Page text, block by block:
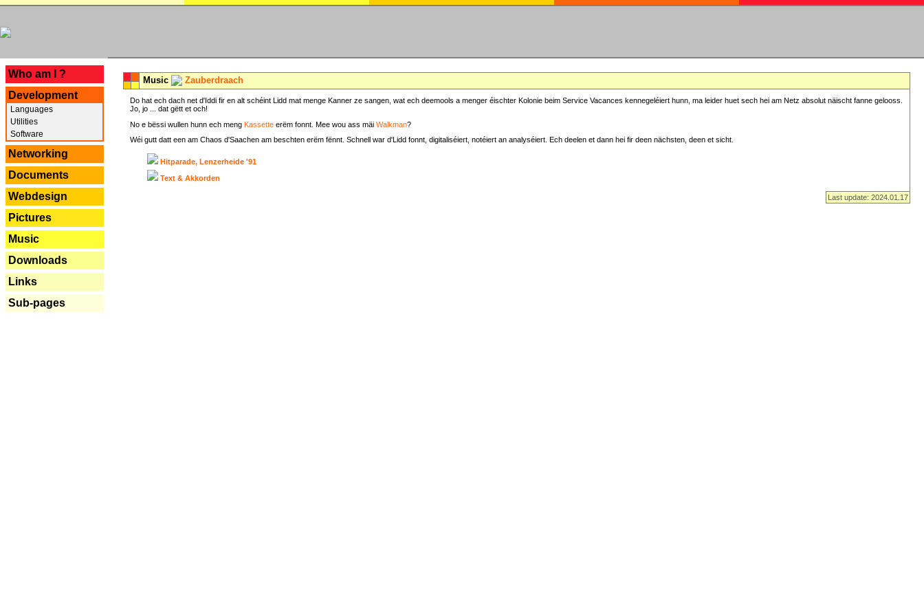
Who am I ?
Development
Languages
Utilities
Software
Networking
Documents
Webdesign
Pictures
Music
Downloads
Links
Sub-pages
Music Zauberdraach
Do hat ech dach net d'Iddi fir en alt schéint Lidd mat menge Kanner ze sangen, wat ech deemools a menger éischter Kolonie beim Service Vacances kennegeléiert hunn, ma leider huet sech hei am Netz absolut näischt fanne gelooss.
Jo, jo ... dat gëtt et och!
No e bëssi wullen hunn ech meng Kassette erëm fonnt. Mee wou ass mäi Walkman?
Wéi gutt datt een am Chaos d'Saachen am beschten erëm fënnt. Schnell war d'Lidd fonnt, digitaliséiert, notéiert an analyséiert. Ech deelen et dann hei fir deen nächsten, deen et sicht.
Hitparade, Lenzerheide '91
Text & Akkorden
Last update: 2024.01.17